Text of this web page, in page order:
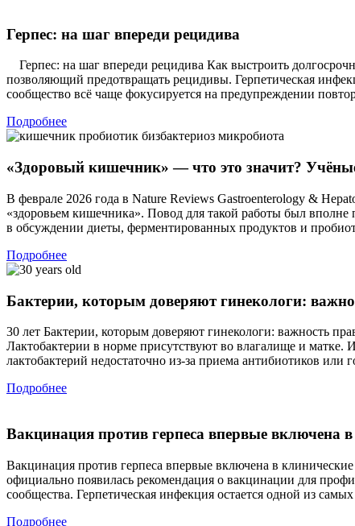
Герпес: на шаг впереди рецидива
Герпес: на шаг впереди рецидива Как выстроить
позволяющий предотвращать рецидивы. Герпетическая
сообщество всё чаще фокусируется на предупреждении
Подробнее
«Здоровый кишечник» — что это значит?
В феврале 2026 года в Nature Reviews Gastroenterology &
«здоровьем кишечника». Повод для такой работы был вполне
в обсуждении диеты, ферментированных продуктов и
Подробнее
Бактерии, которым доверяют гинекологи:
30 лет Бактерии, которым доверяют гинекологи: важность
Лактобактерии в норме присутствуют во влагалище и
лактобактерий недостаточно из-за приема антибиотиков
Подробнее
Вакцинация против герпеса впервые включена
Вакцинация против герпеса впервые включена в
официально появилась рекомендация о вакцинации для
сообщества. Герпетическая инфекция остается одной из
Подробнее